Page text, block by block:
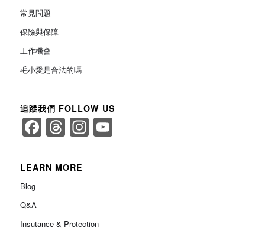
常見問題
保險與保障
工作機會
毛小愛是合法的嗎
追蹤我們 FOLLOW US
Facebook
Threads
Instagram
YouTube
LEARN MORE
Blog
Q&A
Insutance & Protection